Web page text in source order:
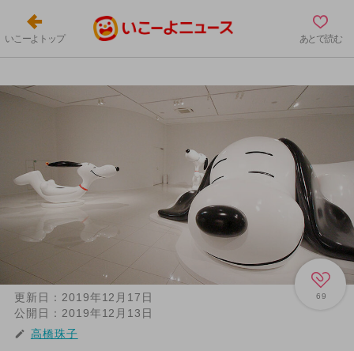
いこーよトップ あとで読む
69
更新日： 2019年12月17日
公開日： 2019年12月13日
高橋珠子